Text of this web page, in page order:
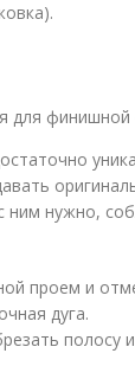
для финишной
ним нужно,
проем и
дуга.
полосу